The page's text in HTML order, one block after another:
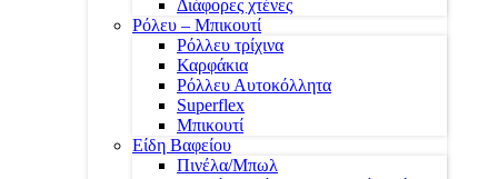
Διάφορες χτένες
Ρόλευ – Μπικουτί
Ρόλλευ τρίχινα
Καρφάκια
Ρόλλευ Αυτοκόλλητα
Superflex
Μπικουτί
Είδη Βαφείου
Πινέλα/Μπωλ